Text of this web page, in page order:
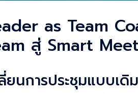
as Team
สู่ Smart
ยนการประชุมแบบเ